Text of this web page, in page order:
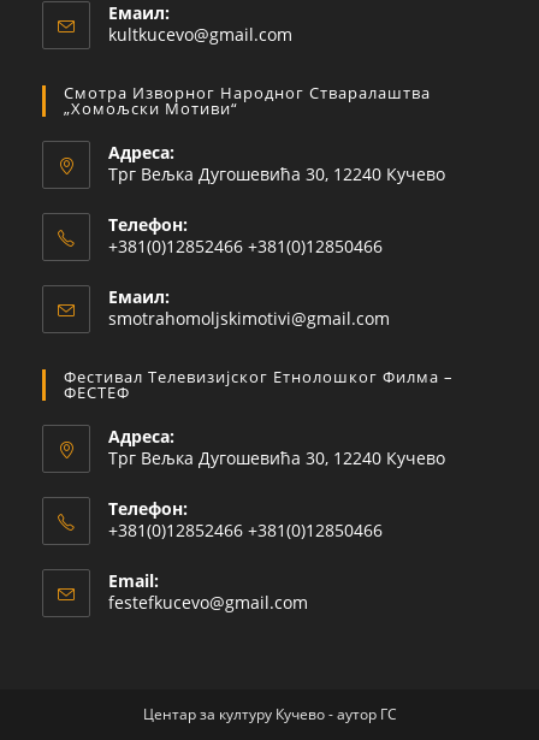
Емаил:
kultkucevo@gmail.com
Смотра Изворног Народног Стваралаштва
„Хомољски Мотиви“
Адреса:
Трг Вељка Дугошевића 30, 12240 Кучево
Телефон:
+381(0)12852466 +381(0)12850466
Емаил:
smotrahomoljskimotivi@gmail.com
Фестивал Телевизијског Етнолошког Филма –
ФЕСТЕФ
Адреса:
Трг Вељка Дугошевића 30, 12240 Кучево
Телефон:
+381(0)12852466 +381(0)12850466
Email:
festefkucevo@gmail.com
Центар за културу Кучево - аутор ГС